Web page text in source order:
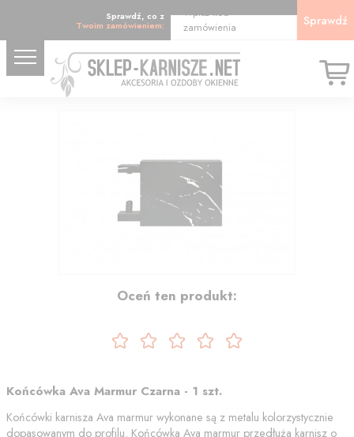
Sprawdź, co z
Twoim zamówieniem:
Wpisz kod
zamówienia
Sprawdź
Oceń ten produkt:
Końcówka Ava Marmur Czarna - 1 szt.
Końcówki karnisza Ava marmur wykonane są z metalu kolorzystycznie
dopasowanym do profilu. Końcówka Ava marmur przedłuża karnisz o